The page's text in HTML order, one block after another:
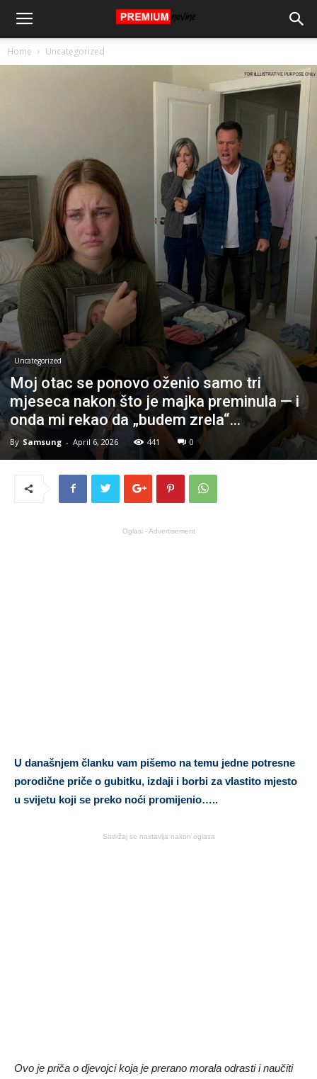
Home Uncategorized
Uncategorized
Moj otac se ponovo oženio samo tri
mjeseca nakon što je majka preminula — i
onda mi rekao da „budem zrela“…
By Samsung - April 6, 2026 441 0
Oglasi - Advertisement
U današnjem članku vam pišemo na temu jedne potresne
porodične priče o gubitku, izdaji i borbi za vlastito mjesto
u svijetu koji se preko noći promijenio…..
Sadržaj se nastavlja nakon oglasa
Ovo je priča o djevojci koja je prerano morala odrasti i naučiti